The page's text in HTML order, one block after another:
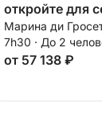
откройте для
Эльбу, Кала-
Формиче.
Марина ди
7h30 · До 2
от 57 138 ₽